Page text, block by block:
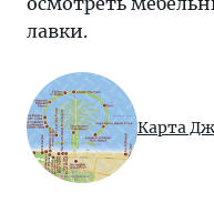
лавки.
Карта